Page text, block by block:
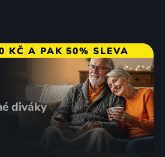
KČ A PAK 50% SLEVA
diváky